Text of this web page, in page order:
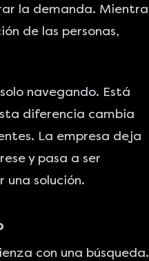
la demanda.
de las personas,
navegando. Está
diferencia cambia
La empresa deja
y pasa a ser
una solución.
con una búsqueda.